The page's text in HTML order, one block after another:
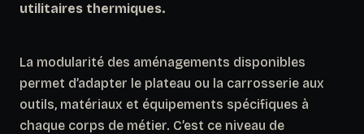
utilitaires thermiques.
La modularité des aménagements disponibles
permet d’adapter le plateau ou la carrosserie aux
outils, matériaux et équipements spécifiques à
chaque corps de métier. C’est ce niveau de